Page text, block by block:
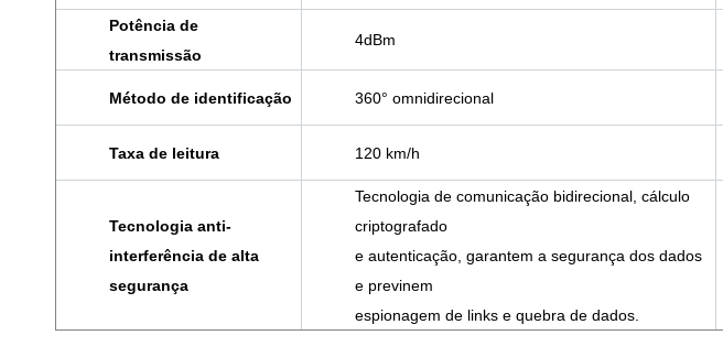
Potência de
transmissão
4dBm
Método de identificação 360° omnidirecional
Taxa de leitura 120 km/h
Tecnologia anti-
interferência de alta
segurança
Tecnologia de comunicação bidirecional, cálculo
criptografado
e autenticação, garantem a segurança dos dados
e previnem
espionagem de links e quebra de dados.